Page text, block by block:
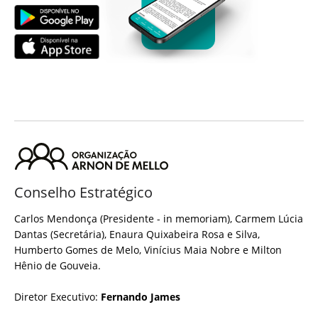
Conselho Estratégico
Carlos Mendonça (Presidente - in memoriam), Carmem Lúcia
Dantas (Secretária), Enaura Quixabeira Rosa e Silva,
Humberto Gomes de Melo, Vinícius Maia Nobre e Milton
Hênio de Gouveia.
Diretor Executivo: Fernando James